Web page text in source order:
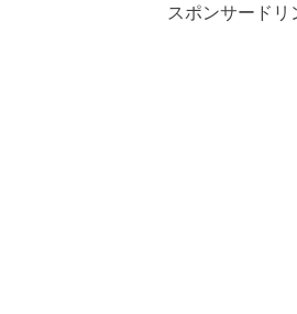
スポンサードリ